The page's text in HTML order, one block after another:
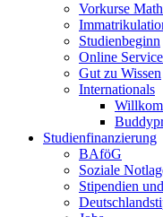
Vorkurse
Studienbeginn
Online
Gut zu Wissen
Internationals
Studienfinanzierung
BAföG
Soziale
Stipendien